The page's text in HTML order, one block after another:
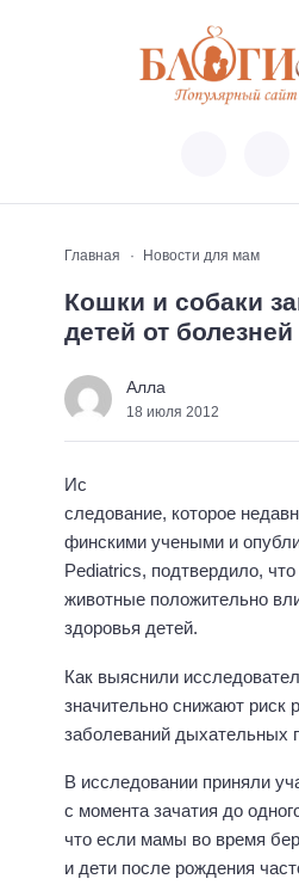
Главная Новости для мам
Кошки и собаки
детей от болезней
Алла
18 июля 2012
Ис
следование, которое
финскими учеными и
Pediatrics, подтвердило,
животные положительно
здоровья детей.
Как выяснили
значительно снижают риск
заболеваний дыхательных
В исследовании приняли
с момента зачатия до
что если мамы во время
и дети после рождения